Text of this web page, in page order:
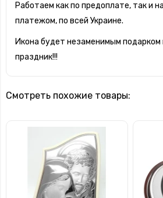
Работаем как по предоплате, так и
платежом, по всей Украине.
Икона будет незаменимым подарком
праздник!!!
Смотреть похожие товары: